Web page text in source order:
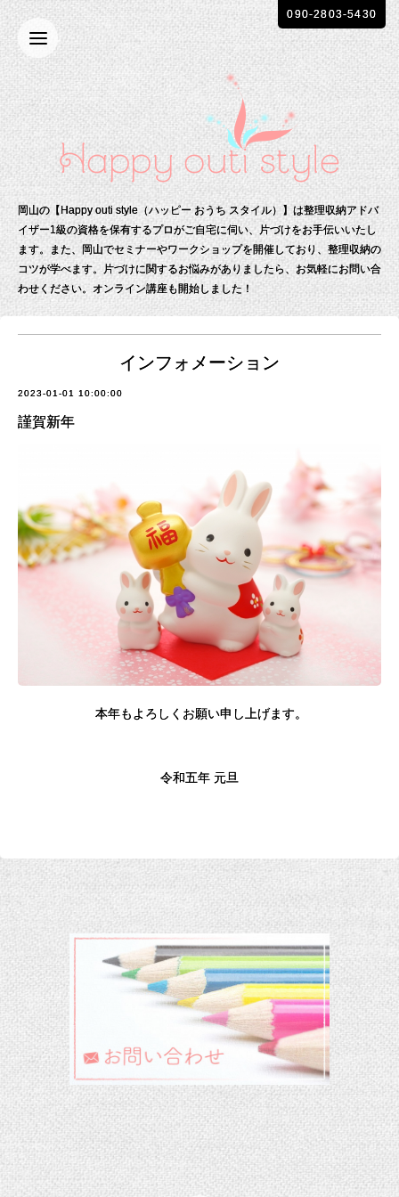
岡山の【Happy outi style（ハッピー おうち スタイル）】は整理収納アドバ
イザー1級の資格を保有するプロがご自宅に伺い、片づけをお手伝いいたし
ます。 また、岡山でセミナーやワークショップを開催しており、整理収納の
コツが学べます。 片づけに関するお悩みがありましたら、お気軽にお問い合
わせください。 オンライン講座も開始しました！
090-2803-5430
インフォメーション
2023-01-01 10:00:00
謹賀新年
本年もよろしくお願い申し上げます。
令和五年 元旦